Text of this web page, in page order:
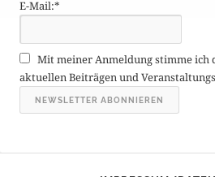
e
r
c
h
v
E-Mail:*
Mit meiner Anmeldung stimme ich
aktuellen Beiträgen und